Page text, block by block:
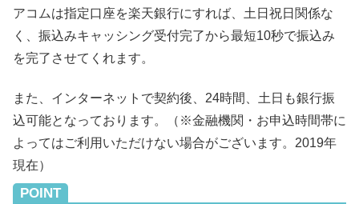
アコムは指定口座を楽天銀行にすれば、土日祝日関係な
く、振込みキャッシング受付完了から最短10秒で振込み
を完了させてくれます。
また、インターネットで契約後、24時間、土日も銀行振
込可能となっております。（※金融機関・お申込時間帯に
よってはご利用いただけない場合がございます。2019年
現在）
POINT